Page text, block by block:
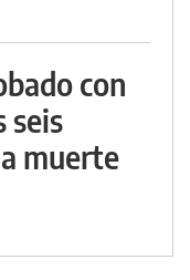
con
seis
muerte